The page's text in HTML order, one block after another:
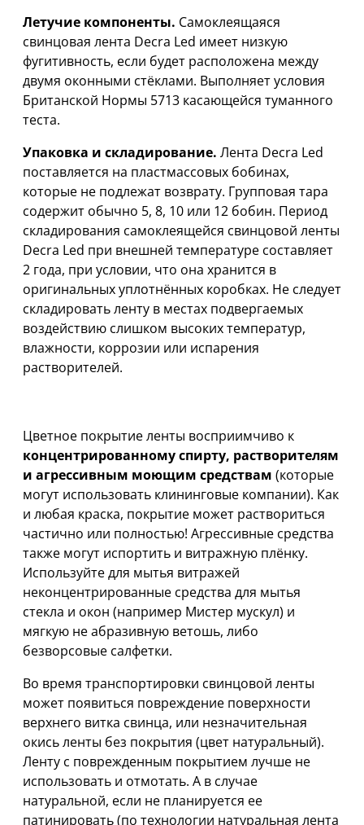
Летучие компоненты. Самоклеящаяся
свинцовая лента Decra Led имеет низкую
фугитивность, если будет расположена между
двумя оконными стёклами. Выполняет условия
Британской Нормы 5713 касающейся туманного
теста.
Упаковка и складирование. Лента Decra Led
поставляется на пластмассовых бобинах,
которые не подлежат возврату. Групповая тара
содержит обычно 5, 8, 10 или 12 бобин. Период
складирования самоклеящейся свинцовой ленты
Decra Led при внешней температуре составляет
2 года, при условии, что она хранится в
оригинальных уплотнённых коробках. Не следует
складировать ленту в местах подвергаемых
воздействию слишком высоких температур,
влажности, коррозии или испарения
растворителей.
Цветное покрытие ленты восприимчиво к
концентрированному спирту, растворителям
и агрессивным моющим средствам (которые
могут использовать клининговые компании). Как
и любая краска, покрытие может раствориться
частично или полностью! Агрессивные средства
также могут испортить и витражную плёнку.
Используйте для мытья витражей
неконцентрированные средства для мытья
стекла и окон (например Мистер мускул) и
мягкую не абразивную ветошь, либо
безворсовые салфетки.
Во время транспортировки свинцовой ленты
может появиться повреждение поверхности
верхнего витка свинца, или незначительная
окись ленты без покрытия (цвет натуральный).
Ленту с поврежденным покрытием лучше не
использовать и отмотать. А в случае
натуральной, если не планируется ее
патинировать (по технологии натуральная лента